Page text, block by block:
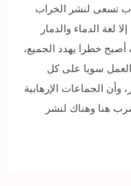
تسعى لنشر الخراب
لغة الدماء والدمار
خطرا يهدد الجميع،
سويا على كل
الجماعات الإرهابية
هنا وهناك لنشر